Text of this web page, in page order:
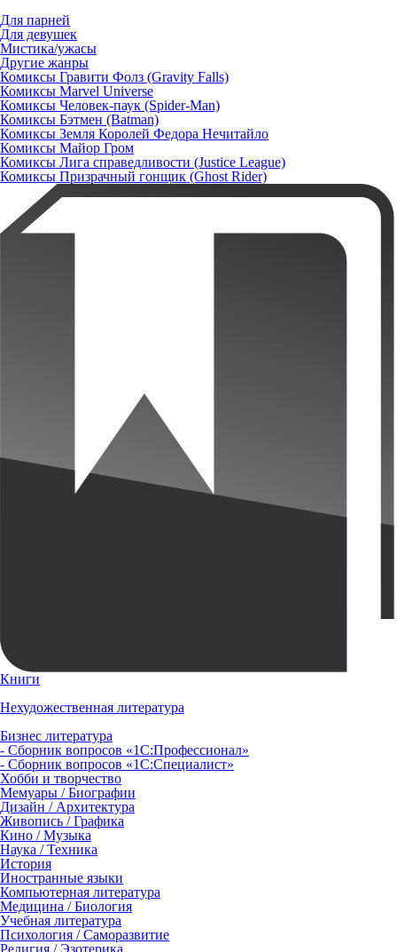
Для парней
Для девушек
Мистика/ужасы
Другие жанры
Комиксы Гравити Фолз (Gravity Falls)
Комиксы Marvel Universe
Комиксы Человек-паук (Spider-Man)
Комиксы Бэтмен (Batman)
Комиксы Земля Королей Федора Нечитайло
Комиксы Майор Гром
Комиксы Лига справедливости (Justice League)
Комиксы Призрачный гонщик (Ghost Rider)
Книги
Нехудожественная литература
Бизнес литература
- Сборник вопросов «1С:Профессионал»
- Сборник вопросов «1С:Специалист»
Хобби и творчество
Мемуары / Биографии
Дизайн / Архитектура
Живопись / Графика
Кино / Музыка
Наука / Техника
История
Иностранные языки
Компьютерная литература
Медицина / Биология
Учебная литература
Психология / Саморазвитие